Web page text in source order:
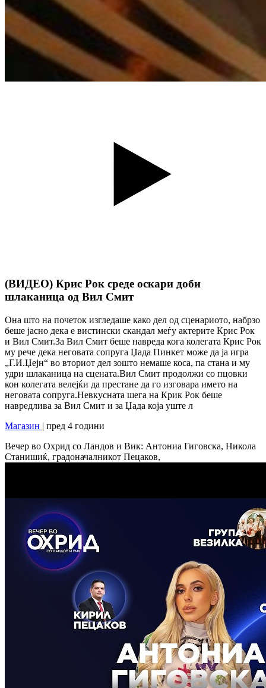
(ВИДЕО) Крис Рок среде оскари доби
шлаканица од Вил Смит
Она што на почеток изгледаше како дел од сценариото, набрзо
беше јасно дека е вистински скандал меѓу актерите Крис Рок
и Вил Смит.За Вил Смит беше навреда кога колегата Крис Рок
му рече дека неговата сопруга Џада Пинкет може да ја игра
„Г.И.Џејн“ во вториот дел зошто немаше коса, па стана и му
удри шлаканица на сцената.Вил Смит продолжи со пцовки
кон колегата велејќи да престане да го изговара името на
неговата сопруга.Невкусната шега на Крик Рок беше
навредлива за Вил Смит и за Џада која уште л
Магазин | пред 4 години
Вечер во Охрид со Ландов и Вик: Антониа Гиговска, Никола
Станишиќ, градоначалникот Пецаков,